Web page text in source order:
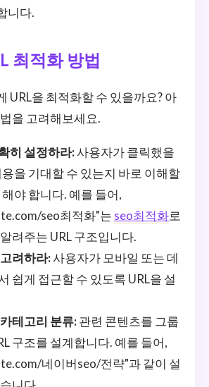
니다.
최적화 방법
URL을 최적화할 수 있을까요? 아
을 고려해보세요.
히 설정하라:사용자가 클릭했을
을 기대할 수 있는지 바로 이해할
야 합니다. 예를 들어,
seo최적화"는 seo최적화로
려주는 URL 구조입니다.
려하라:사용자가 모바일 또는 데
쉽게 접근할 수 있도록 URL을 설
테고리 분류: 관련 콘텐츠를 그룹
구조를 설계합니다. 예를 들어,
네이버seo/전략"과 같이 설